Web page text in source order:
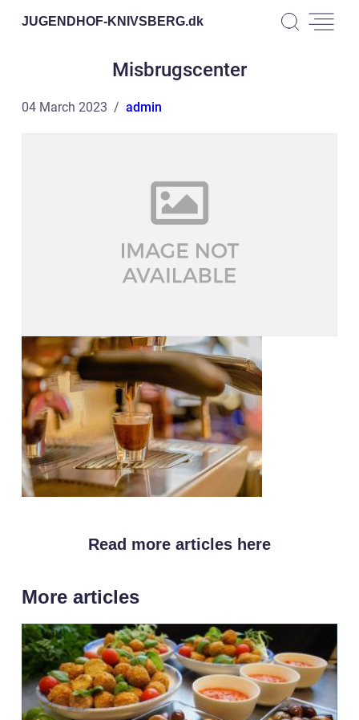
JUGENDHOF-KNIVSBERG.dk
Misbrugscenter
04 March 2023 admin
Read more articles here
More articles